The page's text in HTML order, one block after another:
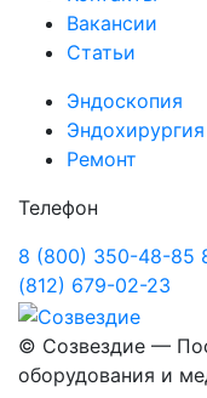
Вакансии
Статьи
Эндоскопия
Эндохирургия
Ремонт
Телефон
8 (800) 350-48-85
(812) 679-02-23
© Созвездие —
оборудования и